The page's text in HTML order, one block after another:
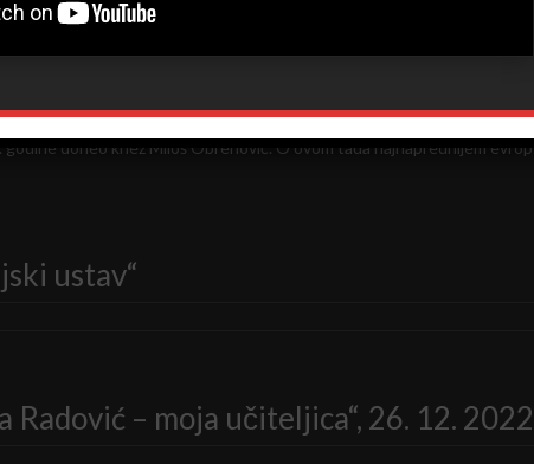
u Pedagoškom muzeju
15. februara 2023. godine otvorena je izložba pod nazivom
doneo knez Miloš Obrenović. O ovom tada najnaprednijem
ustav“
– moja učiteljica“, 26. 12.